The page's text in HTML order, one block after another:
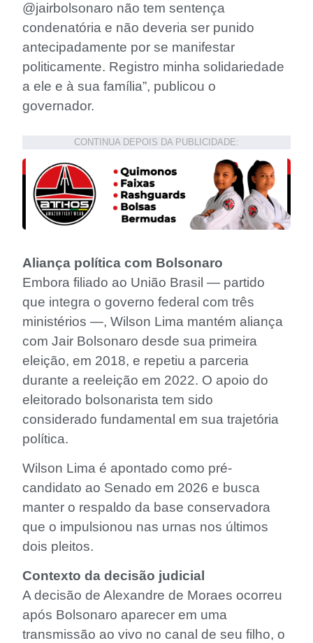
@jairbolsonaro não tem sentença
condenatória e não deveria ser punido
antecipadamente por se manifestar
politicamente. Registro minha solidariedade
a ele e à sua família”, publicou o
governador.
CONTINUA DEPOIS DA PUBLICIDADE:
Aliança política com Bolsonaro
Embora filiado ao União Brasil — partido
que integra o governo federal com três
ministérios —, Wilson Lima mantém aliança
com Jair Bolsonaro desde sua primeira
eleição, em 2018, e repetiu a parceria
durante a reeleição em 2022. O apoio do
eleitorado bolsonarista tem sido
considerado fundamental em sua trajetória
política.
Wilson Lima é apontado como pré-
candidato ao Senado em 2026 e busca
manter o respaldo da base conservadora
que o impulsionou nas urnas nos últimos
dois pleitos.
Contexto da decisão judicial
A decisão de Alexandre de Moraes ocorreu
após Bolsonaro aparecer em uma
transmissão ao vivo no canal de seu filho, o